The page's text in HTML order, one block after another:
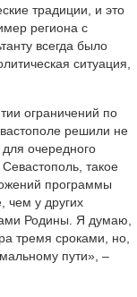
традиции, и это
региона с
всегда было
ситуация,
ограничений по
решили не
очередного
такое
программы
чем у других
Родины. Я думаю,
тремя сроками, но,
пути», –